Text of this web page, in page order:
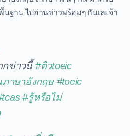
ฐาน ไปอ่านข่าวพร้อมๆ กันเลยจ้า
กข่าวนี้ #ติวtoeic
ภาษาอังกฤษ #toeic
#รู้หรือไม่